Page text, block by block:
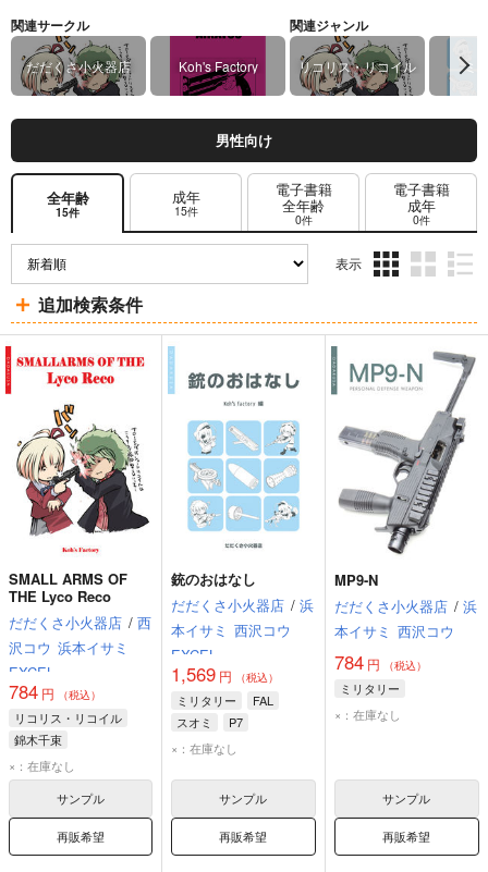
関連サークル
だだくさ小火器店 Koh's Factory
関連ジャンル
リコリス・リコイル ミ
男性向け
全年齢
15件
成年
15件
電子書籍
全年齢
0件
電子書籍
成年
0件
表示
ム
表
ム
表
示
ム
表
示
追加検索条件
SMALL ARMS OF
THE Lyco Reco
だだくさ小火器店 / 西
沢コウ 浜本イサミ
EXCEL
784 円 （税込）
リコリス・リコイル
錦木千束
井ノ上たきな
春川フキ
×：在庫なし
サンプル
再販希望
銃のおはなし
だだくさ小火器店 / 浜
本イサミ 西沢コウ
EXCEL
1,569 円 （税込）
ミリタリー
FAL
スオミ
P7
×：在庫なし
サンプル
再販希望
MP9-N
だだくさ小火器店 / 浜
本イサミ 西沢コウ
784円 （税込）
ミリタリー
×：在庫なし
サンプル
再販希望